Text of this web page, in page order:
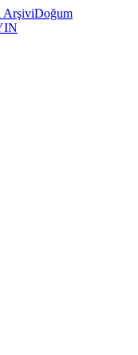
ArşiviDoğum